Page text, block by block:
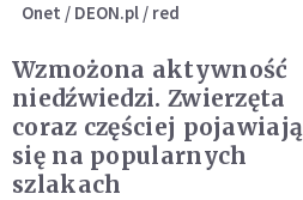
Onet / DEON.pl / red
Wzmożona aktywność
niedźwiedzi. Zwierzęta
coraz częściej pojawiają
się na popularnych
szlakach